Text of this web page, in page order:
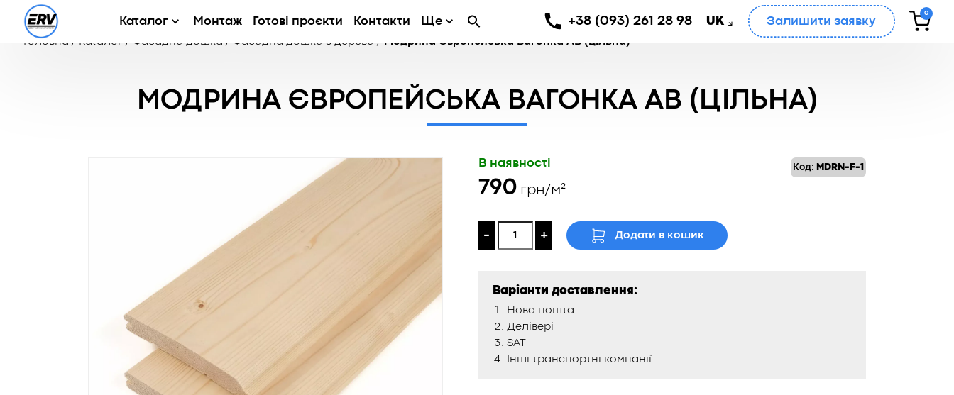
Каталог Монтаж Готові проєкти Контакти Ще +38 (093) 261 28 98 UK Залишити заявку
0
Головна / Каталог / Фасадна дошка / Фасадна дошка з дерева / Модрина Європейська Вагонка АВ (цільна)
МОДРИНА ЄВРОПЕЙСЬКА ВАГОНКА АВ (ЦІЛЬНА)
Код: MDRN-F-1
В наявності
790 грн/м²
- + Додати в кошик
Варіанти доставлення:
Нова пошта
Делівері
SAT
Інші транспортні компанії